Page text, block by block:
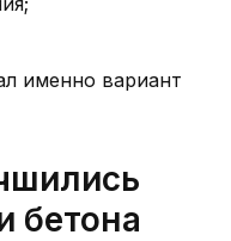
именно вариант
бетона